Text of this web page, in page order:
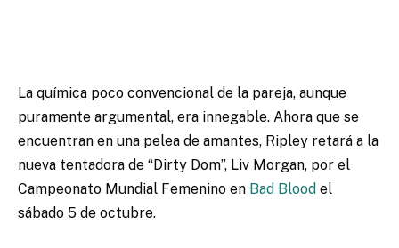
La química poco convencional de la pareja, aunque
puramente argumental, era innegable. Ahora que se
encuentran en una pelea de amantes, Ripley retará a la
nueva tentadora de “Dirty Dom”, Liv Morgan, por el
Campeonato Mundial Femenino en Bad Blood el
sábado 5 de octubre.